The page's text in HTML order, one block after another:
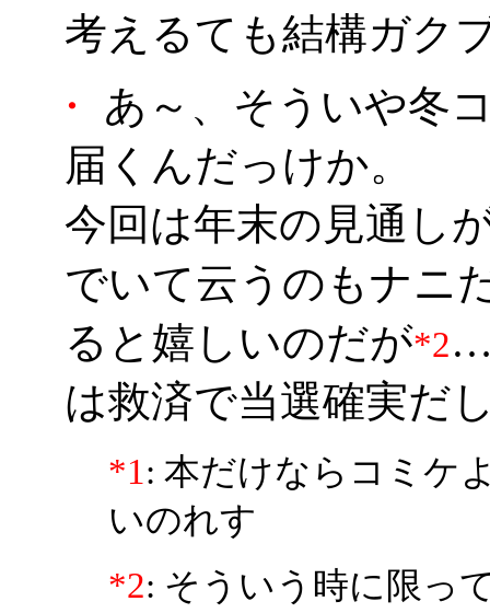
考えるても結構ガク
・
あ～、そういや冬
届くんだっけか。
今回は年末の見通し
でいて云うのもナニ
ると嬉しいのだが*2
は救済で当選確実だ
*1: 本だけならコミケ
いのれす
*2: そういう時に限っ